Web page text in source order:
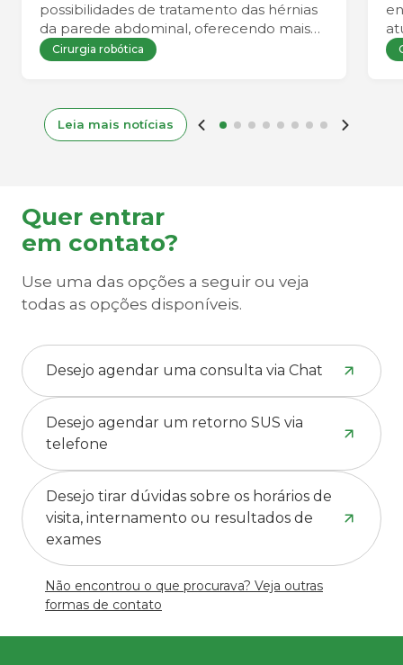
possibilidades de tratamento das hérnias
da parede abdominal, oferecendo mais
precisão durante o procedimento e
favorecendo uma recuperação mais
Cirurgia robótica
Leia mais notícias
Quer entrar
em contato?
Use uma das opções a seguir ou veja
todas as opções disponíveis.
Desejo agendar uma consulta via Chat
Desejo agendar um retorno SUS via
telefone
Desejo tirar dúvidas sobre os horários de
visita, internamento ou resultados de
exames
Não encontrou o que procurava? Veja outras
formas de contato